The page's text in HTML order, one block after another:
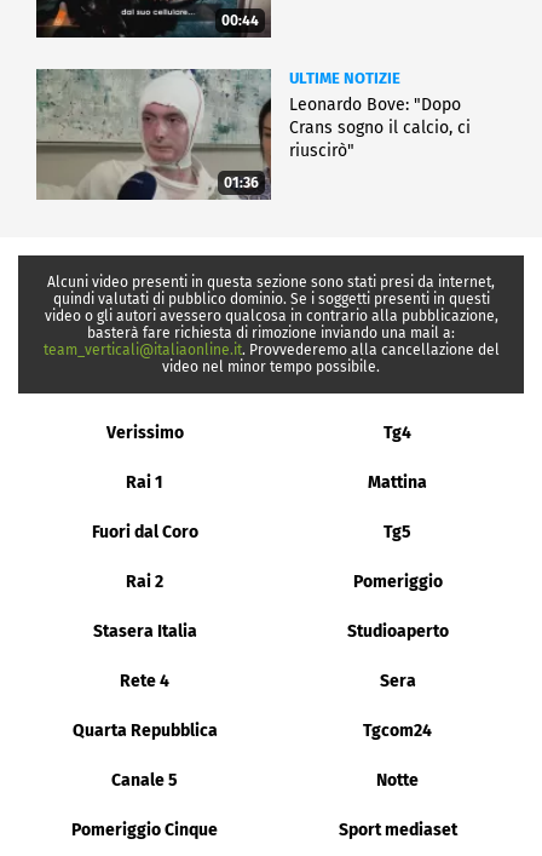
00:44
01:36
ULTIME NOTIZIE
Leonardo Bove: "Dopo
Crans sogno il calcio, ci
riuscirò"
Alcuni video presenti in questa sezione sono stati presi da internet,
quindi valutati di pubblico dominio. Se i soggetti presenti in questi
video o gli autori avessero qualcosa in contrario alla pubblicazione,
basterà fare richiesta di rimozione inviando una mail a:
team_verticali@italiaonline.it. Provvederemo alla cancellazione del
video nel minor tempo possibile.
Verissimo Tg4
Rai 1 Mattina
Fuori dal Coro Tg5
Rai 2 Pomeriggio
Stasera Italia Studioaperto
Rete 4 Sera
Quarta Repubblica Tgcom24
Canale 5 Notte
Pomeriggio Cinque Sport mediaset